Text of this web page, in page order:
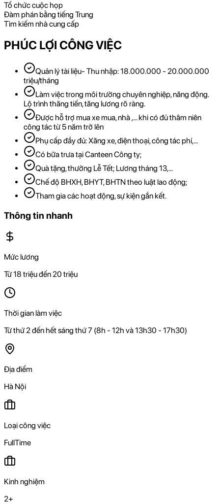
Tổ chức cuộc họp
Đàm phán bằng tiếng Trung
Tìm kiếm nhà cung cấp
PHÚC LỢI CÔNG VIỆC
Quản lý tài liệu- Thu nhập: 18.000.000 - 20.000.000
triệu/tháng
Làm việc trong môi trường chuyên nghiệp, năng động.
Lộ trình thăng tiến, tăng lương rõ ràng.
Được hỗ trợ mua xe mua, nhà ,… khi có đủ thâm niên
công tác từ 5 năm trở lên
Phụ cấp đầy đủ: Xăng xe, điện thoại, công tác phí,…
Có bữa trưa tại Canteen Công ty;
Quà tặng, thưởng Lễ Tết; Lương tháng 13,…
Chế độ BHXH, BHYT, BHTN theo luật lao động;
Tham gia các hoạt động, sự kiện gắn kết.
Thông tin nhanh
Mức lương
Từ 18 triệu đến 20 triệu
Thời gian làm việc
Từ thứ 2 đến hết sáng thứ 7 (8h - 12h và 13h30 - 17h30)
Địa điểm
Hà Nội
Loại công việc
FullTime
Kinh nghiệm
2+